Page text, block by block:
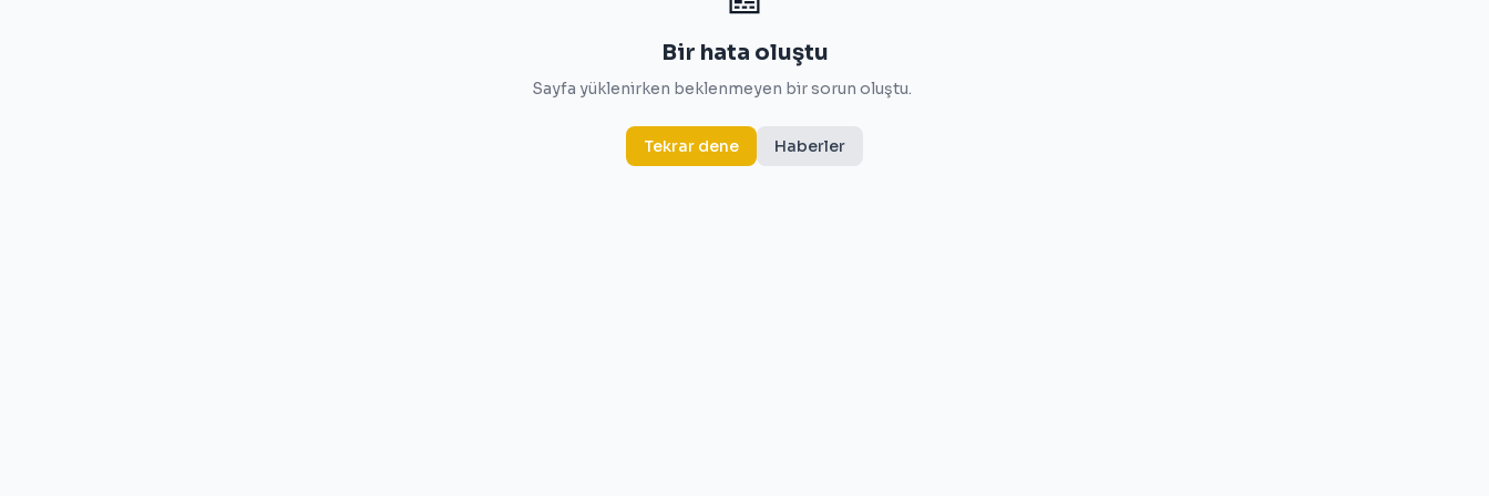
Bir hata oluştu
Sayfa yüklenirken beklenmeyen bir sorun oluştu.
Tekrar dene Haberler